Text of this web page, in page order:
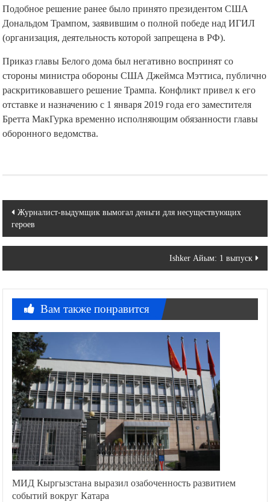
Подобное решение ранее было принято президентом США
Дональдом Трампом, заявившим о полной победе над ИГИЛ
(организация, деятельность которой запрещена в РФ).
Приказ главы Белого дома был негативно воспринят со
стороны министра обороны США Джеймса Мэттиса, публично
раскритиковавшего решение Трампа. Конфликт привел к его
отставке и назначению с 1 января 2019 года его заместителя
Бретта МакГурка временно исполняющим обязанности главы
оборонного ведомства.
Навигация
по
Журналист-выдумщик вымогал деньги для несуществующих
героев
Ishker Айым: 1 выпуск
Вам также понравится
МИД Кыргызстана выразил озабоченность развитием
событий вокруг Катара